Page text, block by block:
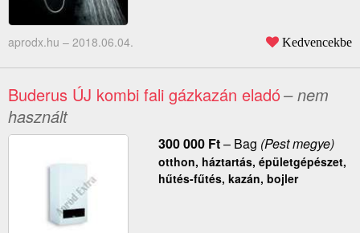
aprodx.hu – 2018.06.04. Kedvencekbe
Buderus ÚJ kombi fali gázkazán eladó– nem
használt
300 000 Ft– Bag (Pest megye)
otthon, háztartás, épületgépészet,
hűtés-fűtés, kazán, bojler